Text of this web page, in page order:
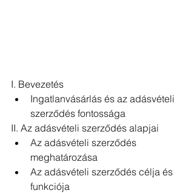
I. Bevezetés
Ingatlanvásárlás és az adásvételi
szerződés fontossága
II. Az adásvételi szerződés alapjai
Az adásvételi szerződés
meghatározása
Az adásvételi szerződés célja és
funkciója